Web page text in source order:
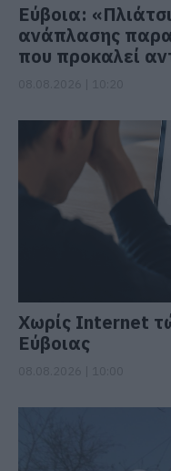
Εύβοια:
ανάπλασης
που προκαλεί
Χωρίς Internet
Εύβοιας